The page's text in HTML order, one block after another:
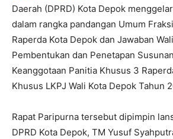
Daerah (DPRD) Kota Depok
dalam rangka pandangan Umum
Raperda Kota Depok dan Jawaban
Pembentukan dan Penetapan
Keanggotaan Panitia Khusus 3
Khusus LKPJ Wali Kota Depok Tahun
Rapat Paripurna tersebut dipimpin
DPRD Kota Depok, TM Yusuf